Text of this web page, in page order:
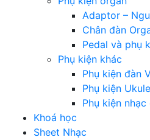
Adaptor –
Chân đàn
Pedal và phụ
Phụ kiện khác
Phụ kiện đàn
Phụ kiện
Phụ kiện nhạc
Khoá học
Sheet Nhạc